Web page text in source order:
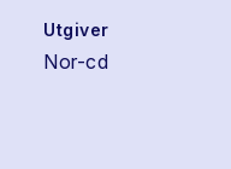
Utgiver
Nor-cd